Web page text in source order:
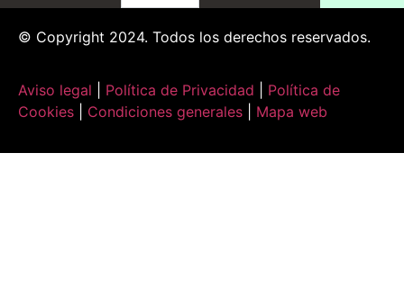
© Copyright 2024. Todos los derechos reservados.
Aviso legal Política de Privacidad
Política de
Cookies
Condiciones generales Mapa web